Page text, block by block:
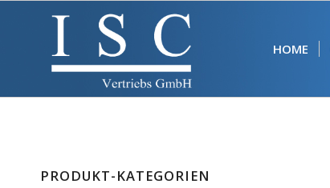
HOME
PRODUKT-KATEGORIEN